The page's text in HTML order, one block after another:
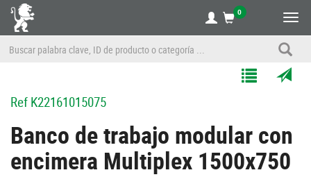
0
a
un
Listas
RefK22161015075
Banco de trabajo modular con
encimera Multiplex 1500x750